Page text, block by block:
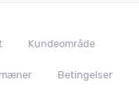
Kundeområde
Betingelser